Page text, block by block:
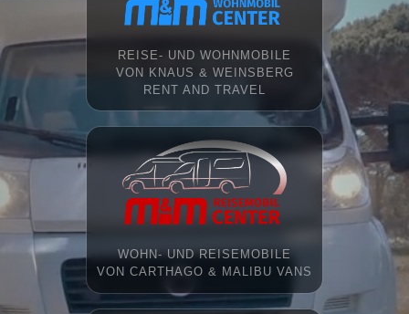
REISE- UND WOHNMOBILE
VON KNAUS & WEINSBERG
RENT AND TRAVEL
WOHN- UND REISEMOBILE
VON CARTHAGO & MALIBU VANS